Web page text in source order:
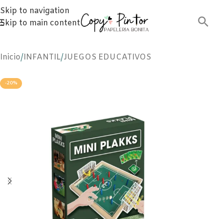
Skip to navigation
Skip to main content
Inicio/INFANTIL/JUEGOS EDUCATIVOS
-20%